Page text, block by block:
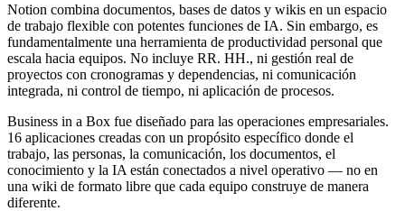
Notion combina documentos, bases de datos y wikis en un espacio
de trabajo flexible con potentes funciones de IA. Sin embargo, es
fundamentalmente una herramienta de productividad personal que
escala hacia equipos. No incluye RR. HH., ni gestión real de
proyectos con cronogramas y dependencias, ni comunicación
integrada, ni control de tiempo, ni aplicación de procesos.
Business in a Box fue diseñado para las operaciones empresariales.
16 aplicaciones creadas con un propósito específico donde el
trabajo, las personas, la comunicación, los documentos, el
conocimiento y la IA están conectados a nivel operativo — no en
una wiki de formato libre que cada equipo construye de manera
diferente.